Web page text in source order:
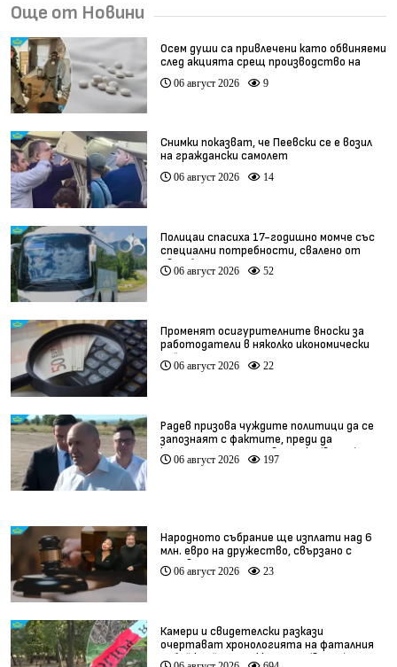
Още от Новини
Осем души са привлечени като обвиняеми
след акцията срещ производство на
фентанил
06 август 2026 9
Снимки показват, че Пеевски се е возил
на граждански самолет
06 август 2026 14
Полицаи спасиха 17-годишно момче със
специални потребности, свалено от
автобус
06 август 2026 52
Променят осигурителните вноски за
работодатели в няколко икономически
дейности
06 август 2026 22
Радев призова чуждите политици да се
запознаят с фактите, преди да
коментират случая в Банско (видео)
06 август 2026 197
Народното събрание ще изплати над 6
млн. евро на дружество, свързано с
Баневи
06 август 2026 23
Камери и свидетелски разкази
очертават хронологията на фаталния
побой край Младежкия хълм (видео)